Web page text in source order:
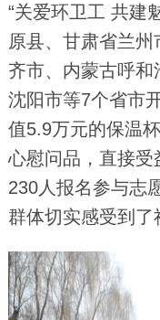
“关爱环卫工 共建
原县、甘肃省兰
齐市、内蒙古呼
沈阳市等7个省市
值5.9万元的保温
心慰问品， 直接受
230人报名参与志
群体切实感受到了